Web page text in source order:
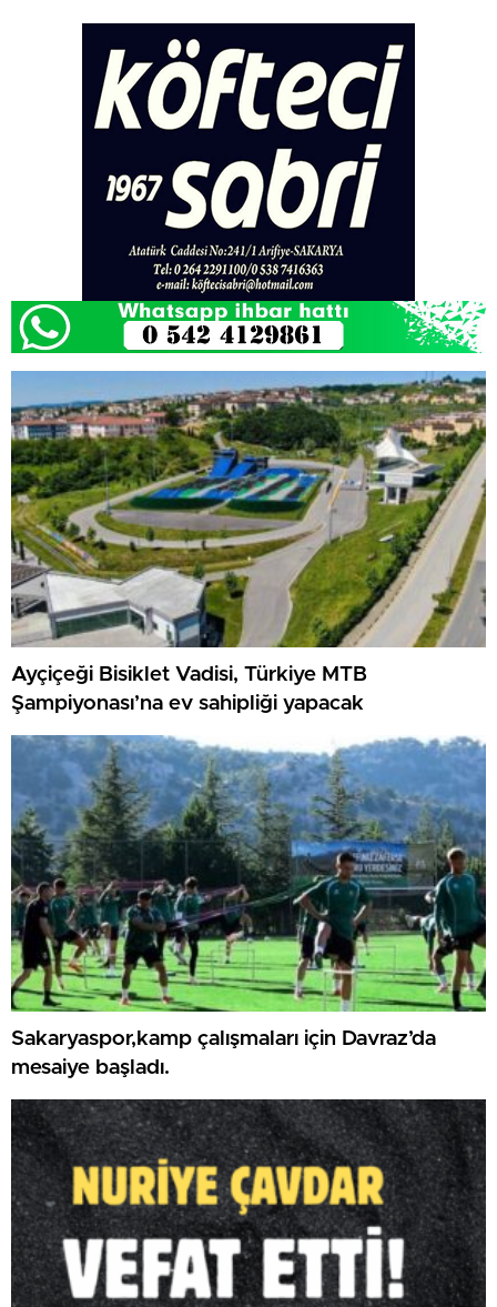
Ayçiçeği Bisiklet Vadisi, Türkiye MTB
Şampiyonası’na ev sahipliği yapacak
Sakaryaspor,kamp çalışmaları için Davraz’da
mesaiye başladı.